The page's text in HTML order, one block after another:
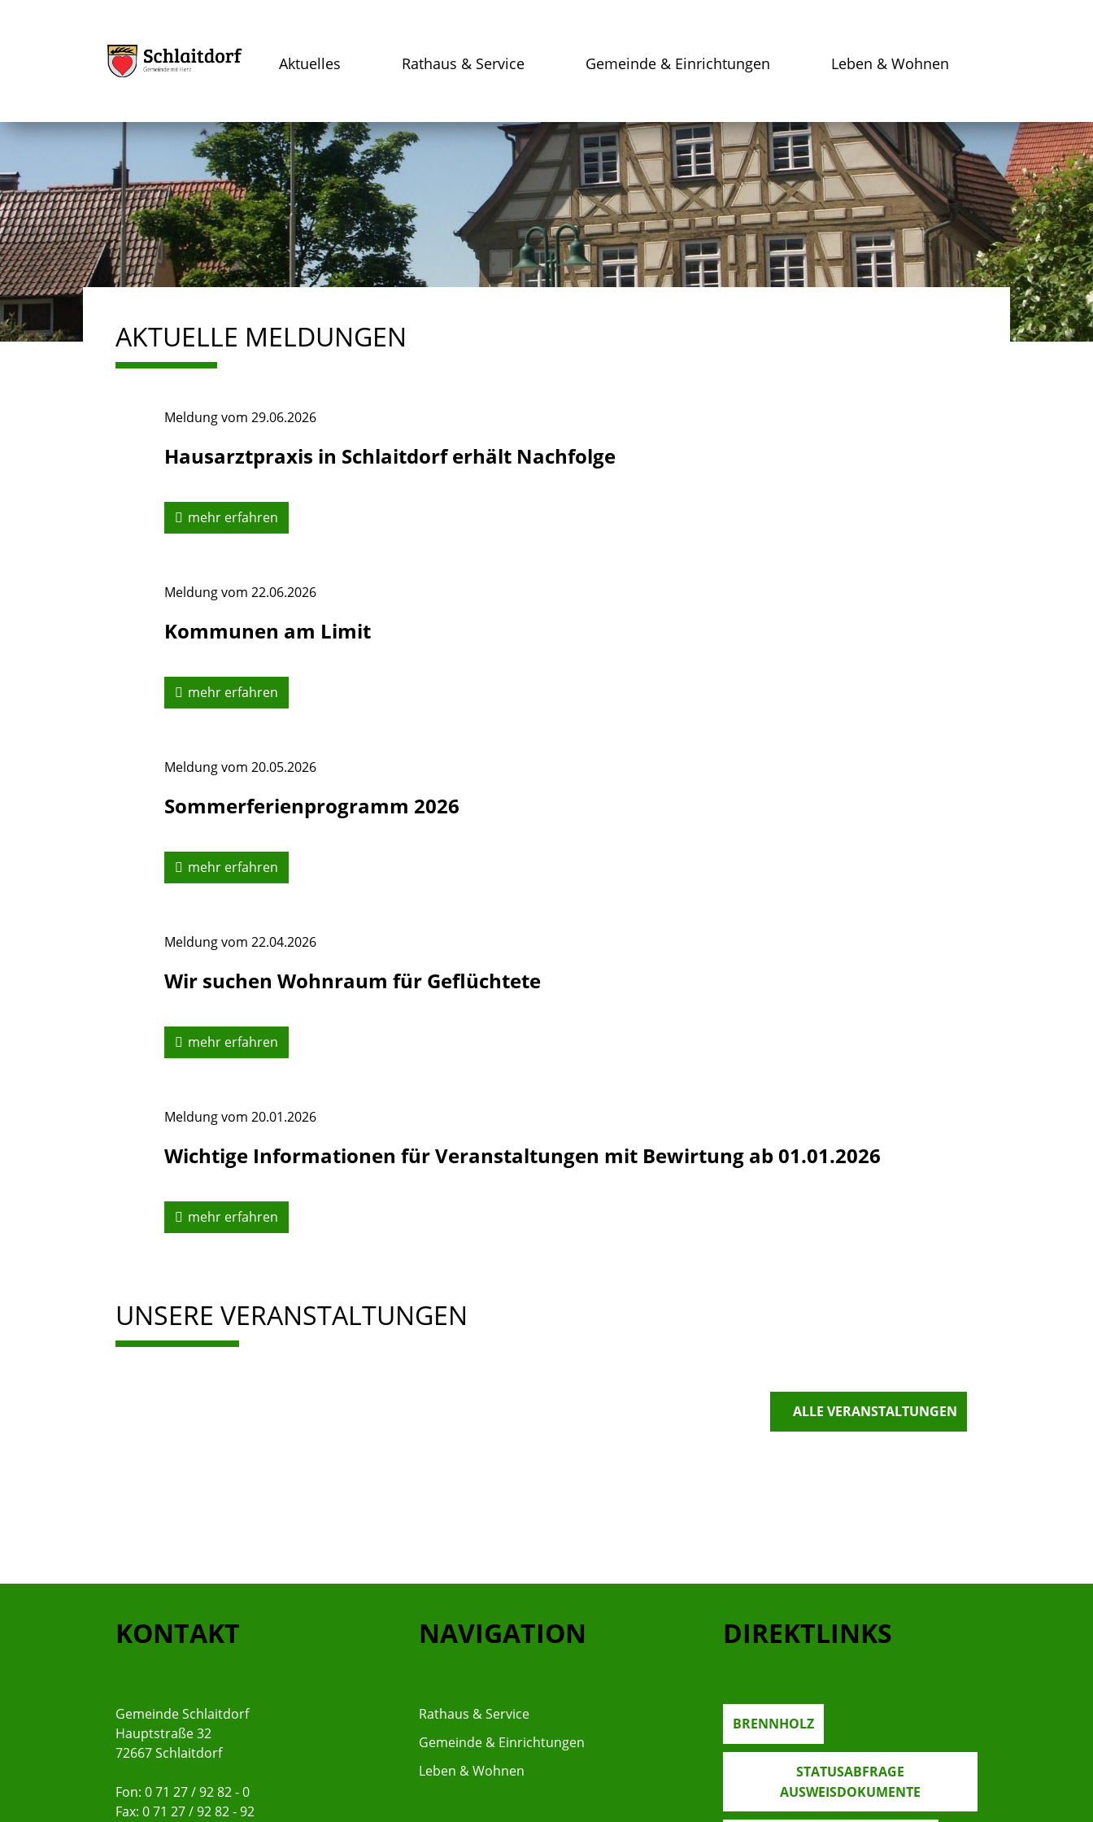
Aktuelles Rathaus & Service Gemeinde & Einrichtungen Leben & Wohnen
AKTUELLE MELDUNGEN
Meldung vom 29.06.2026
Hausarztpraxis in Schlaitdorf erhält Nachfolge
mehr erfahren
Meldung vom 22.06.2026
Kommunen am Limit
mehr erfahren
Meldung vom 20.05.2026
Sommerferienprogramm 2026
mehr erfahren
Meldung vom 22.04.2026
Wir suchen Wohnraum für Geflüchtete
mehr erfahren
Meldung vom 20.01.2026
Wichtige Informationen für Veranstaltungen mit Bewirtung ab 01.01.2026
mehr erfahren
UNSERE VERANSTALTUNGEN
ALLE VERANSTALTUNGEN
KONTAKT
Gemeinde Schlaitdorf
Hauptstraße 32
72667 Schlaitdorf
Fon: 0 71 27 / 92 82 - 0
Fax: 0 71 27 / 92 82 - 92
NAVIGATION
Rathaus & Service
Gemeinde & Einrichtungen
Leben & Wohnen
DIREKTLINKS
BRENNHOLZ
STATUSABFRAGE
AUSWEISDOKUMENTE